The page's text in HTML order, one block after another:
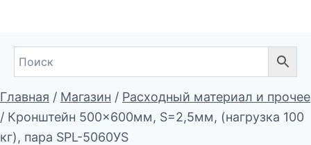
Главная / Магазин / Расходный материал и прочее
/ Кронштейн 500×600мм, S=2,5мм, (нагрузка 100
кг), пара SPL-5060УS